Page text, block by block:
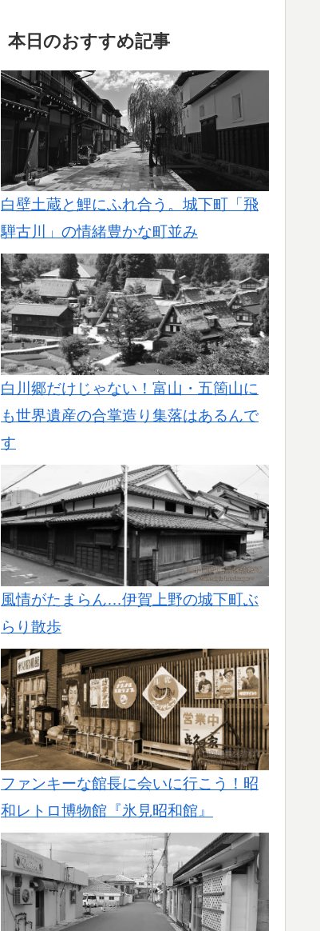
本日のおすすめ記事
白壁土蔵と鯉にふれ合う。城下町「飛
騨古川」の情緒豊かな町並み
白川郷だけじゃない！富山・五箇山に
も世界遺産の合掌造り集落はあるんで
す
風情がたまらん…伊賀上野の城下町ぶ
らり散歩
ファンキーな館長に会いに行こう！昭
和レトロ博物館『氷見昭和館』